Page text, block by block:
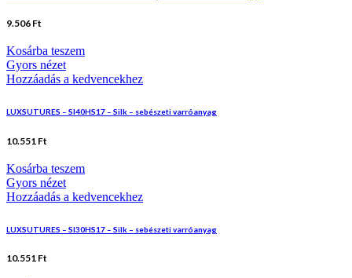
9.506 Ft
Kosárba teszem
Gyors nézet
Hozzáadás a kedvencekhez
LUXSUTURES – SI40HS17 – Silk – sebészeti varróanyag
10.551 Ft
Kosárba teszem
Gyors nézet
Hozzáadás a kedvencekhez
LUXSUTURES – SI30HS17 – Silk – sebészeti varróanyag
10.551 Ft